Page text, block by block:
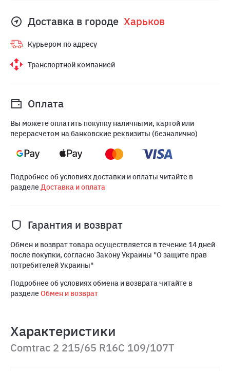
Доставка в городе Харьков
Курьером по адресу
Транспортной компанией
Оплата
Вы можете оплатить покупку наличными, картой или
перерасчетом на банковские реквизиты (безналично)
Подробнее об условиях доставки и оплаты читайте в
разделеДоставка и оплата
Гарантия и возврат
Обмен и возврат товара осуществляется в течение 14 дней
после покупки, согласно Закону Украины "О защите прав
потребителей Украины"
Подробнее об условиях обмена и возврата читайте в
разделеОбмен и возврат
Характеристики
Comtrac 2 215/65 R16C 109/107T